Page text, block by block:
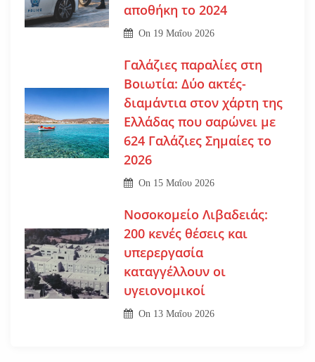
αποθήκη το 2024
On 19 Μαΐου 2026
Γαλάζιες παραλίες στη
Βοιωτία: Δύο ακτές-
διαμάντια στον χάρτη της
Ελλάδας που σαρώνει με
624 Γαλάζιες Σημαίες το
2026
On 15 Μαΐου 2026
Νοσοκομείο Λιβαδειάς:
200 κενές θέσεις και
υπερεργασία
καταγγέλλουν οι
υγειονομικοί
On 13 Μαΐου 2026